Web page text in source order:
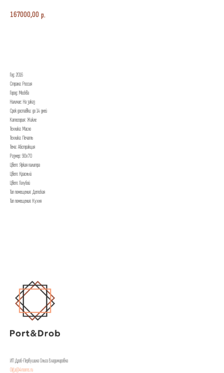
167000,00 р.
Год: 2016
Страна: Россия
Город: Москва
Наличие: На заказ
Срок доставки: до 14 дней
Категория: Жикле
Техника: Масло
Техника: Печать
Тема: Абстракция
Размер: 90х70
Цвет: Яркая палитра
Цвет: Красный
Цвет: Голубой
Тип помещения: Детская
Тип помещения: Кухня
ИП Дроб-Первушина Ольга Владимировна
Olga@4rooms.ru